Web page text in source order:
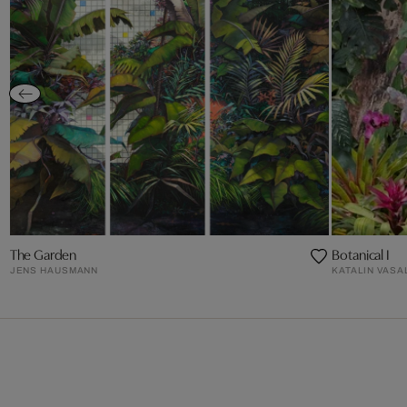
The Garden
JENS HAUSMANN
Botanical I
KATALIN